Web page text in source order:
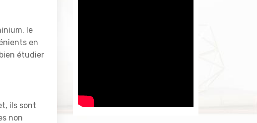
le
en
étudier
ils sont
non